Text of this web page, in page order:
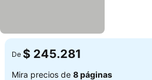
De $ 245.281
Mira precios de 8 páginas